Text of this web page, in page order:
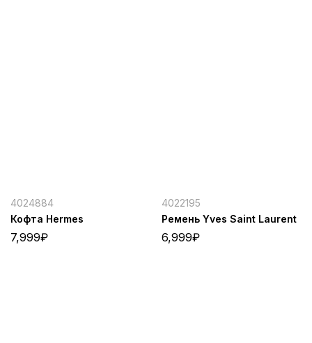
4024884
Кофта Hermes
7,999₽
4022195
Ремень Yves Saint Laurent
6,999₽